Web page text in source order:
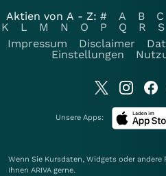
Aktien von A - Z: # A B C
K
L M N O P Q R S
Impressum
Disclaimer
Einstellungen
Unsere Apps:
Wenn Sie Kursdaten, Widgets oder
Ihnen ARIVA gerne.